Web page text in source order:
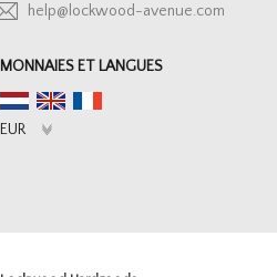
help@lockwood-avenue.com
MONNAIES ET LANGUES